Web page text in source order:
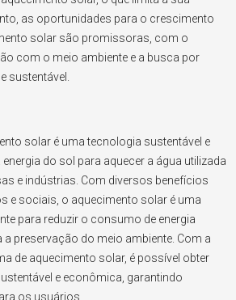
as oportunidades para o crescimento
solar são promissoras, com o
com o meio ambiente e a busca por
sustentável.
solar é uma tecnologia sustentável e
do sol para aquecer a água utilizada
e indústrias. Com diversos benefícios
e sociais, o aquecimento solar é uma
para reduzir o consumo de energia
a preservação do meio ambiente. Com a
de aquecimento solar, é possível obter
e econômica, garantindo
os usuários.